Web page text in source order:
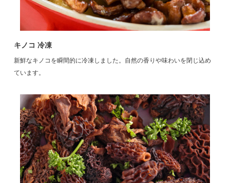
キノコ 冷凍
新鮮なキノコを瞬間的に冷凍しました。自然の香りや味わいを閉じ込め
ています。